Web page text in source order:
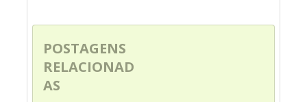
POSTAGENS
RELACIONAD
AS